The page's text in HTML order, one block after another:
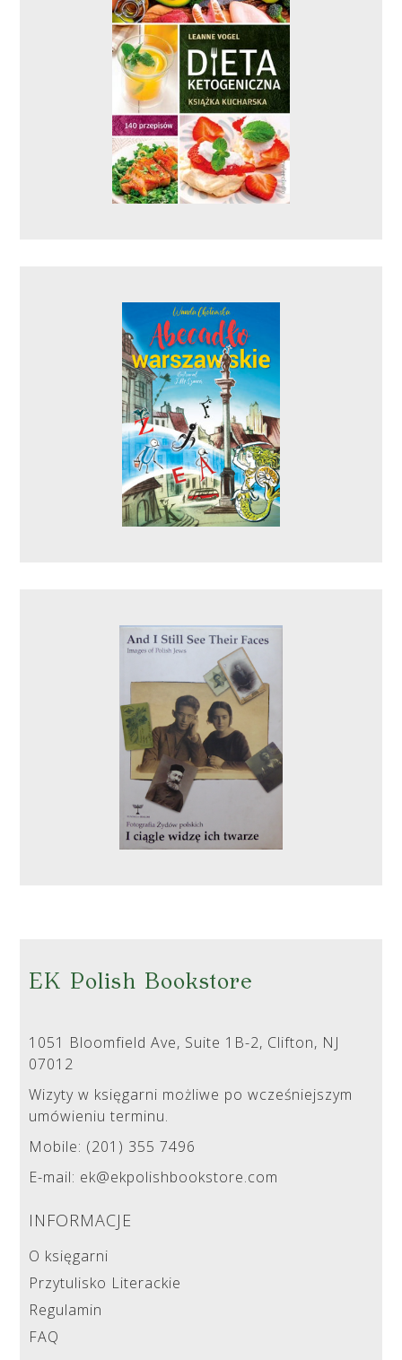
EK Polish Bookstore
1051 Bloomfield Ave, Suite 1B-2, Clifton, NJ
07012
Wizyty w księgarni możliwe po wcześniejszym
umówieniu terminu.
Mobile: (201) 355 7496
E-mail: ek@ekpolishbookstore.com
INFORMACJE
O księgarni
Przytulisko Literackie
Regulamin
FAQ